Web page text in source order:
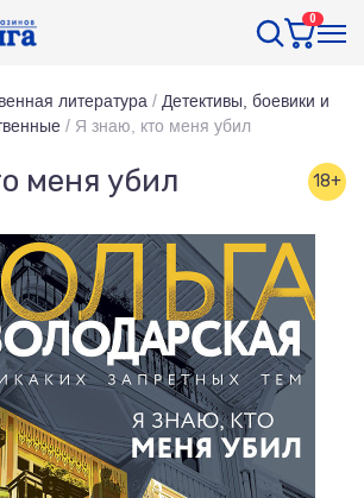
0
литература / Детективы, боевики и
/ Я знаю, кто меня убил
меня убил 18+